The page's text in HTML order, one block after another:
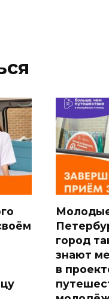
город
знают
в